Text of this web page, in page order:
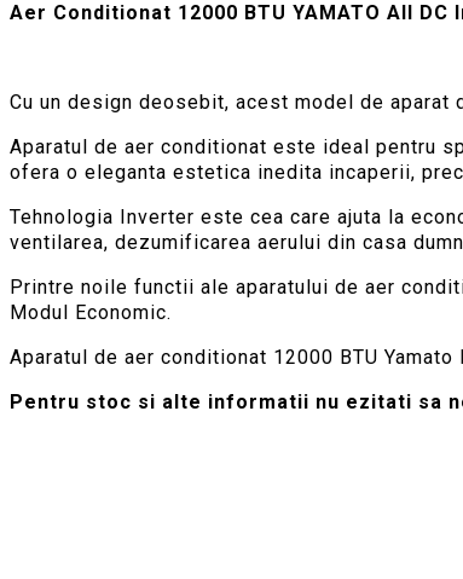
Aer Conditionat 12000 BTU YAMATO All
Cu un design deosebit, acest model de aparat
Aparatul de aer conditionat este ideal pentru
ofera o eleganta estetica inedita incaperii,
Tehnologia Inverter este cea care ajuta la
ventilarea, dezumificarea aerului din casa
Printre noile functii ale aparatului de aer
Modul Economic.
Aparatul de aer conditionat 12000 BTU
Pentru stoc si alte informatii nu ezitati sa